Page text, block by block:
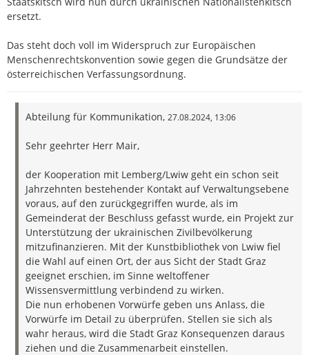
ersetzt.
Das steht doch voll im Widerspruch zur Europäischen
Menschenrechtskonvention sowie gegen die Grundsätze der
österreichischen Verfassungsordnung.
Abteilung für Kommunikation, 27.08.2024, 13:06
Sehr geehrter Herr Mair,
der Kooperation mit Lemberg/Lwiw geht ein schon seit
Jahrzehnten bestehender Kontakt auf Verwaltungsebene
voraus, auf den zurückgegriffen wurde, als im
Gemeinderat der Beschluss gefasst wurde, ein Projekt zur
Unterstützung der ukrainischen Zivilbevölkerung
mitzufinanzieren. Mit der Kunstbibliothek von Lwiw fiel
die Wahl auf einen Ort, der aus Sicht der Stadt Graz
geeignet erschien, im Sinne weltoffener
Wissensvermittlung verbindend zu wirken.
Die nun erhobenen Vorwürfe geben uns Anlass, die
Vorwürfe im Detail zu überprüfen. Stellen sie sich als
wahr heraus, wird die Stadt Graz Konsequenzen daraus
ziehen und die Zusammenarbeit einstellen.